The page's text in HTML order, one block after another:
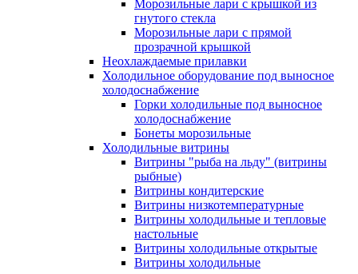
Морозильные лари с крышкой из
гнутого стекла
Морозильные лари с прямой
прозрачной крышкой
Неохлаждаемые прилавки
Холодильное оборудование под выносное
холодоснабжение
Горки холодильные под выносное
холодоснабжение
Бонеты морозильные
Холодильные витрины
Витрины "рыба на льду" (витрины
рыбные)
Витрины кондитерские
Витрины низкотемпературные
Витрины холодильные и тепловые
настольные
Витрины холодильные открытые
Витрины холодильные